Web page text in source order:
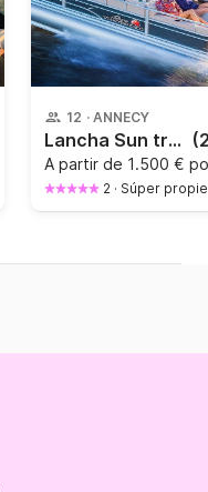
12 · ANNECY
Lancha Sun tracker Party Barge 24 DLX 250CV
A partir de 1.500 €
2 · Súper